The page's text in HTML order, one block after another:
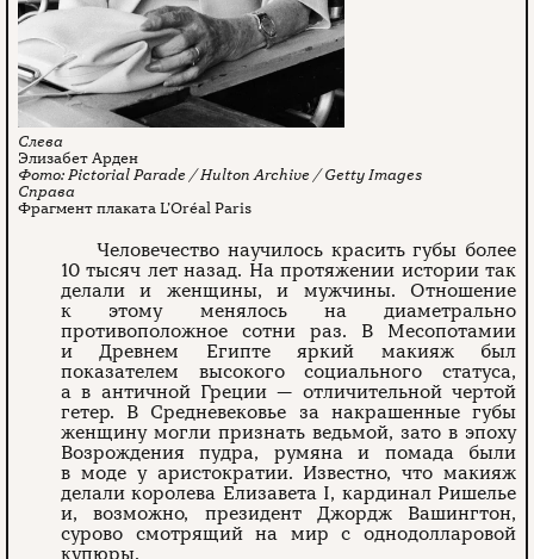
Элизабет Арден
Pictorial Parade / Hulton Archive / Getty Images
Фрагмент плаката L’Oréal Paris
Человечество научилось красить губы более
10 тысяч лет назад. На протяжении истории так
делали и женщины, и мужчины. Отношение
к этому менялось на диаметрально
противоположное сотни раз. В Месопотамии
и Древнем Египте яркий макияж был
показателем высокого социального статуса,
а в античной Греции — отличительной чертой
гетер. В Средневековье за накрашенные губы
женщину могли признать ведьмой, зато в эпоху
Возрождения пудра, румяна и помада были
в моде у аристократии. Известно, что макияж
делали королева Елизавета I, кардинал Ришелье
и, возможно, президент Джордж Вашингтон,
сурово смотрящий на мир с однодолларовой